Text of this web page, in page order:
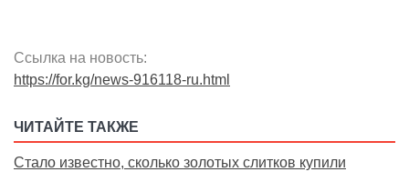
Ссылка на новость:
https://for.kg/news-916118-ru.html
ЧИТАЙТЕ ТАКЖЕ
Стало известно, сколько золотых слитков купили